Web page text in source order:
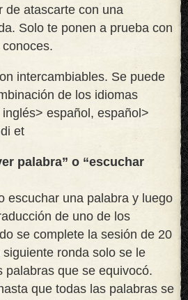
de atascarte con una
Solo te ponen a prueba con
.
intercambiables. Se puede
de los idiomas
español, español>
et
palabra” o “escuchar
escuchar una palabra y luego
de uno de los
se complete la sesión de 20
ronda solo se le
palabras que se equivocó.
que todas las palabras se